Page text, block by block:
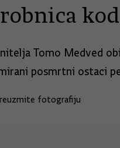
Tomo Medved
posmrtni ostaci
fotografiju